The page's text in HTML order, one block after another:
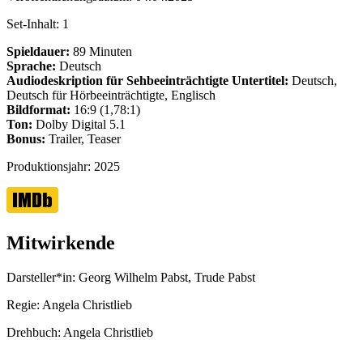
Set-Inhalt: 1
Spieldauer: 89 Minuten
Sprache: Deutsch
Audiodeskription für Sehbeeinträchtigte Untertitel: Deutsch,
Deutsch für Hörbeeinträchtigte, Englisch
Bildformat: 16:9 (1,78:1)
Ton: Dolby Digital 5.1
Bonus: Trailer, Teaser
Produktionsjahr: 2025
Mitwirkende
Darsteller*in: Georg Wilhelm Pabst, Trude Pabst
Regie: Angela Christlieb
Drehbuch: Angela Christlieb